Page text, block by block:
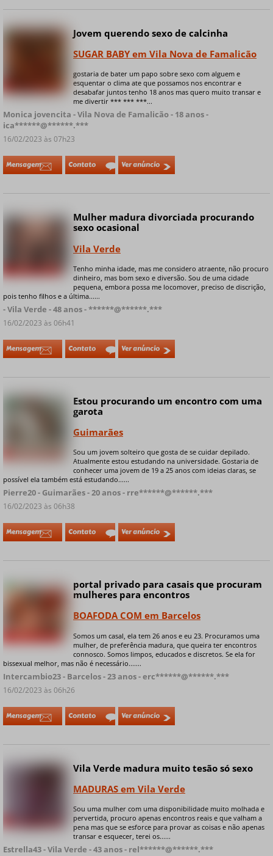
Online
+ 8 fotos privadas
Jovem querendo sexo de calcinha
SUGAR BABY em Vila Nova de Famalicão
gostaria de bater um papo sobre sexo com alguem e
esquentar o clima ate que possamos nos encontrar e
desabafar juntos tenho 18 anos mas quero muito transar e
me divertir *** *** ***...
Monica jovencita - Vila Nova de Famalicão - 18 anos -
ica******@******.***
16/02/2023 às 07h23
Mensagem Contato Ver anúncio
+ 9 fotos privadas
Mulher madura divorciada procurando
sexo ocasional
Vila Verde
Tenho minha idade, mas me considero atraente, não procuro
dinheiro, mas bom sexo e diversão. Sou de uma cidade
pequena, embora possa me locomover, preciso de discrição,
pois tenho filhos e a última......
- Vila Verde - 48 anos - ******@******.***
16/02/2023 às 06h41
Mensagem Contato Ver anúncio
Estou procurando um encontro com uma
garota
Guimarães
Sou um jovem solteiro que gosta de se cuidar depilado.
Atualmente estou estudando na universidade. Gostaria de
conhecer uma jovem de 19 a 25 anos com ideias claras, se
possível ela também está estudando......
Pierre20 - Guimarães - 20 anos - rre******@******.***
16/02/2023 às 06h38
Mensagem Contato Ver anúncio
Online
+ 7 fotos privadas
portal privado para casais que procuram
mulheres para encontros
BOAFODA COM em Barcelos
Somos um casal, ela tem 26 anos e eu 23. Procuramos uma
mulher, de preferência madura, que queira ter encontros
connosco. Somos limpos, educados e discretos. Se ela for
bissexual melhor, mas não é necessário.......
Intercambio23 - Barcelos - 23 anos - erc******@******.***
16/02/2023 às 06h26
Mensagem Contato Ver anúncio
Vila Verde madura muito tesão só sexo
MADURAS em Vila Verde
Sou uma mulher com uma disponibilidade muito molhada e
pervertida, procuro apenas encontros reais e que valham a
pena mas que se esforce para provar as coisas e não apenas
transar e esquecer, terei os......
Estrella43 - Vila Verde - 43 anos - rel******@******.***